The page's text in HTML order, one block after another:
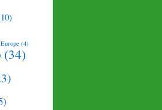
Europe (4)
(34)